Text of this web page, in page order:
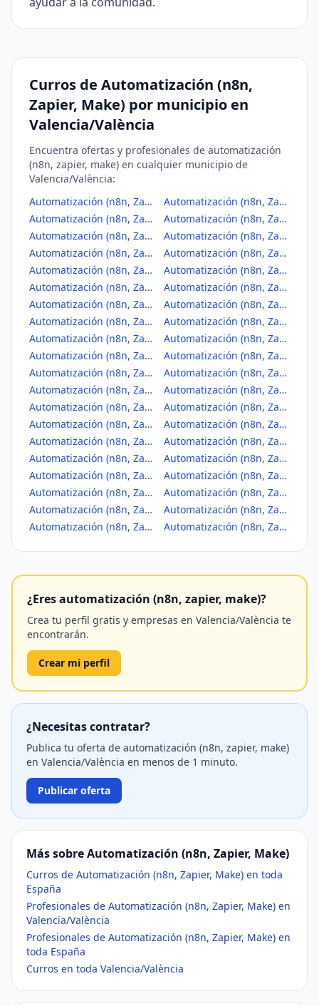
Curros de Automatización (n8n,
Zapier, Make) por municipio en
Valencia/València
Encuentra ofertas y profesionales de automatización
(n8n, zapier, make) en cualquier municipio de
Valencia/València:
Automatización (n8n, Zapier, Make) en Ademuz
Automatización (n8n, Zapier, Make) en Ador
Automatización (n8n, Zapier, Make) en Agullent
Automatización (n8n, Zapier, Make) en Aielo de Malferit
Automatización (n8n, Zapier, Make) en Aielo de Rugat
Automatización (n8n, Zapier, Make) en Alaquàs
Automatización (n8n, Zapier, Make) en Albaida
Automatización (n8n, Zapier, Make) en Albal
Automatización (n8n, Zapier, Make) en Albalat de la Ribera
Automatización (n8n, Zapier, Make) en Albalat dels Sorells
Automatización (n8n, Zapier, Make) en Albalat dels Tarongers
Automatización (n8n, Zapier, Make) en Alberic
Automatización (n8n, Zapier, Make) en Alborache
Automatización (n8n, Zapier, Make) en Alboraya
Automatización (n8n, Zapier, Make) en Albuixech
Automatización (n8n, Zapier, Make) en Alcàntera de Xúquer
Automatización (n8n, Zapier, Make) en Alcàsser
Automatización (n8n, Zapier, Make) en Alcublas
Automatización (n8n, Zapier, Make) en Alcúdia de Crespins, l'
Automatización (n8n, Zapier, Make) en Alcúdia, l'
Automatización (n8n, Zapier, Make) en Aldaia
Automatización (n8n, Zapier, Make) en Alfafar
Automatización (n8n, Zapier, Make) en Alfara de la Baronia
Automatización (n8n, Zapier, Make) en Alfara del Patriarca
Automatización (n8n, Zapier, Make) en Alfarp
Automatización (n8n, Zapier, Make) en Alfarrasí
Automatización (n8n, Zapier, Make) en Alfauir
Automatización (n8n, Zapier, Make) en Algar de Palancia
Automatización (n8n, Zapier, Make) en Algemesí
Automatización (n8n, Zapier, Make) en Algimia de Alfara
Automatización (n8n, Zapier, Make) en Alginet
Automatización (n8n, Zapier, Make) en Almàssera
Automatización (n8n, Zapier, Make) en Almiserà
Automatización (n8n, Zapier, Make) en Almoines
Automatización (n8n, Zapier, Make) en Almussafes
Automatización (n8n, Zapier, Make) en Alpuente
Automatización (n8n, Zapier, Make) en Alqueria de la Comtessa, l'
Automatización (n8n, Zapier, Make) en Alzira
Automatización (n8n, Zapier, Make) en Andilla
Automatización (n8n, Zapier, Make) en Anna
¿Eres automatización (n8n, zapier, make)?
Crea tu perfil gratis y empresas en Valencia/València te
encontrarán.
Crear mi perfil
¿Necesitas contratar?
Publica tu oferta de automatización (n8n, zapier, make)
en Valencia/València en menos de 1 minuto.
Publicar oferta
Más sobre Automatización (n8n, Zapier, Make)
Curros de Automatización (n8n, Zapier, Make) en toda
España
Profesionales de Automatización (n8n, Zapier, Make) en
Valencia/València
Profesionales de Automatización (n8n, Zapier, Make) en
toda España
Curros en toda Valencia/València